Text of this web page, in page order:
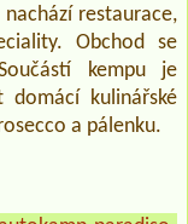
restaurace,
Obchod se
kempu je
domácí kulinářské
a pálenku.